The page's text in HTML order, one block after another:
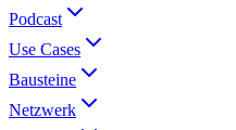
Podcast
Use Cases
Bausteine
Netzwerk